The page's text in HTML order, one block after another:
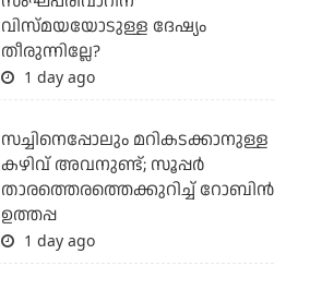
വിസ്മയയോടുള്ള ദേഷ്യം
തീരുന്നില്ലേ?
1 day ago
സച്ചിനെപ്പോലും മറികടക്കാനുള്ള
കഴിവ് അവനുണ്ട്; സൂപ്പര്‍
താരത്തെരത്തെക്കുറിച്ച് റോബിന്‍
ഉത്തപ്പ
1 day ago